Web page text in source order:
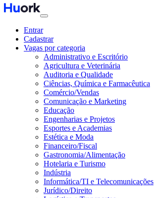
Entrar
Cadastrar
Vagas por categoria
Administrativo e Escritório
Agricultura e Veterinária
Auditoria e Qualidade
Ciências, Química e Farmacêutica
Comércio/Vendas
Comunicação e Marketing
Educação
Engenharias e Projetos
Esportes e Academias
Estética e Moda
Financeiro/Fiscal
Gastronomia/Alimentação
Hotelaria e Turismo
Indústria
Informática/TI e Telecomunicações
Jurídico/Direito